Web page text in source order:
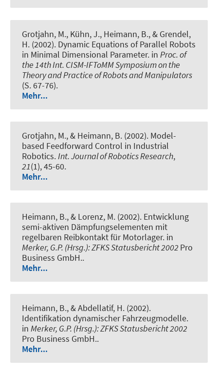
Grotjahn, M., Kühn, J., Heimann, B., & Grendel,
H. (2002). Dynamic Equations of Parallel Robots
in Minimal Dimensional Parameter. in Proc. of
the 14th Int. CISM-IFToMM Symposium on the
Theory and Practice of Robots and Manipulators
(S. 67-76).
Mehr...
Grotjahn, M., & Heimann, B. (2002). Model-
based Feedforward Control in Industrial
Robotics.Int. Journal of Robotics Research,
21(1), 45-60.
Mehr...
Heimann, B., & Lorenz, M. (2002). Entwicklung
semi-aktiven Dämpfungselementen mit
regelbaren Reibkontakt für Motorlager. in
Merker, G.P. (Hrsg.): ZFKS Statusbericht 2002 Pro
Business GmbH..
Mehr...
Heimann, B., & Abdellatif, H. (2002).
Identifikation dynamischer Fahrzeugmodelle.
in Merker, G.P. (Hrsg.): ZFKS Statusbericht 2002
Pro Business GmbH..
Mehr...